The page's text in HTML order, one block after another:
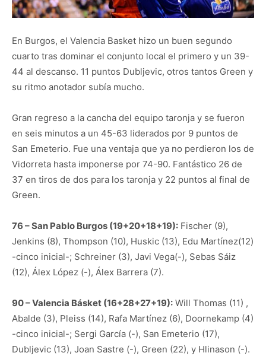
En Burgos, el Valencia Basket hizo un buen segundo
cuarto tras dominar el conjunto local el primero y un 39-
44 al descanso. 11 puntos Dubljevic, otros tantos Green y
su ritmo anotador subía mucho.
Gran regreso a la cancha del equipo taronja y se fueron
en seis minutos a un 45-63 liderados por 9 puntos de
San Emeterio. Fue una ventaja que ya no perdieron los de
Vidorreta hasta imponerse por 74-90. Fantástico 26 de
37 en tiros de dos para los taronja y 22 puntos al final de
Green.
76 – San Pablo Burgos (19+20+18+19): Fischer (9),
Jenkins (8), Thompson (10), Huskic (13), Edu Martínez(12)
-cinco inicial-; Schreiner (3), Javi Vega(-), Sebas Sáiz
(12), Álex López (-), Álex Barrera (7).
90 – Valencia Básket (16+28+27+19): Will Thomas (11) ,
Abalde (3), Pleiss (14), Rafa Martínez (6), Doornekamp (4)
-cinco inicial-; Sergi García (-), San Emeterio (17),
Dubljevic (13), Joan Sastre (-), Green (22), y Hlinason (-).